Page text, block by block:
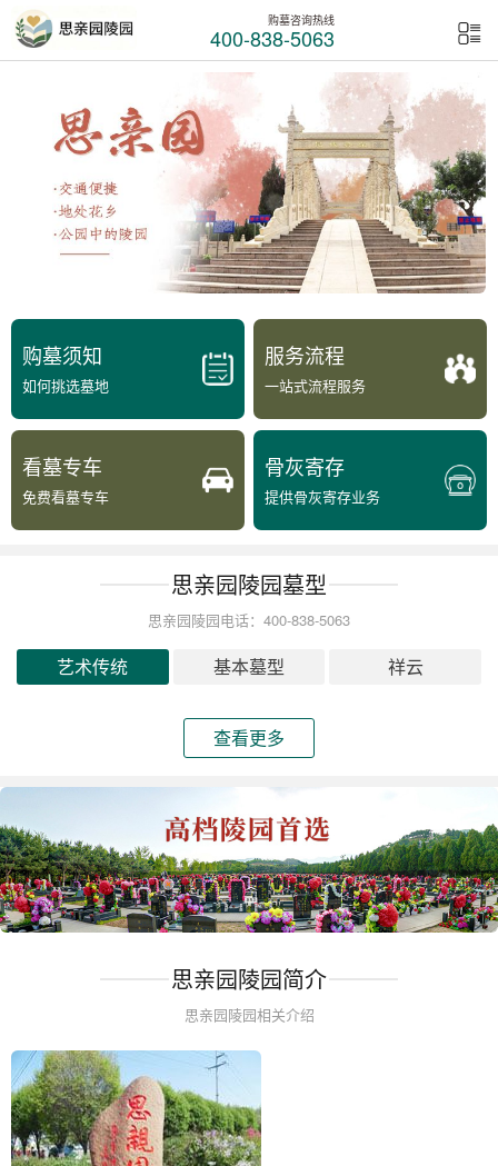
购墓咨询热线
400-838-5063
购墓须知
如何挑选墓地
服务流程
一站式流程服务
看墓专车
免费看墓专车
骨灰寄存
提供骨灰寄存业务
思亲园陵园墓型
思亲园陵园电话：400-838-5063
艺术传统 基本墓型 祥云
查看更多
思亲园陵园简介
思亲园陵园相关介绍